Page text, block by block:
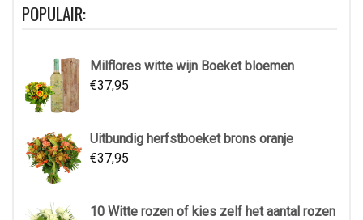
POPULAIR:
Milflores witte wijn Boeket bloemen
€37,95
Uitbundig herfstboeket brons oranje
€37,95
10 Witte rozen of kies zelf het aantal rozen